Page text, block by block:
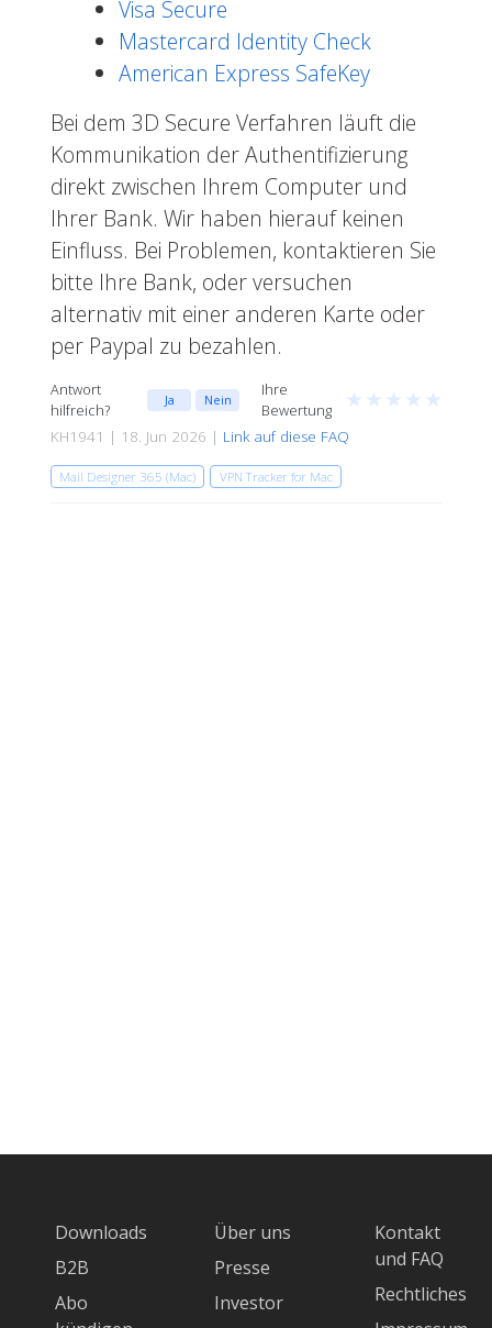
Visa Secure
Mastercard Identity Check
American Express SafeKey
Bei dem 3D Secure Verfahren läuft die
Kommunikation der Authentifizierung
direkt zwischen Ihrem Computer und
Ihrer Bank. Wir haben hierauf keinen
Einfluss. Bei Problemen, kontaktieren Sie
bitte Ihre Bank, oder versuchen
alternativ mit einer anderen Karte oder
per Paypal zu bezahlen.
Antwort
hilfreich?
Ja Nein
Ihre
Bewertung
★ ★ ★ ★ ★
KH1941 | 18. Jun 2026 | Link auf diese FAQ
Mail Designer 365 (Mac) VPN Tracker for Mac
Downloads
B2B
Abo
Über uns
Presse
Investor
Kontakt
und FAQ
Rechtliches